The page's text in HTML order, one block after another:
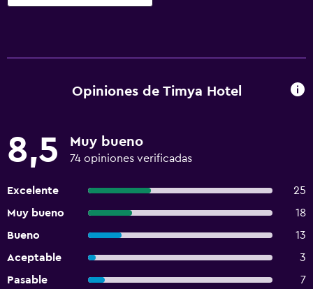
Opiniones de Timya Hotel
8,5 Muy bueno
74 opiniones verificadas
Excelente
25
Muy bueno
18
Bueno
13
Aceptable
3
Pasable
7